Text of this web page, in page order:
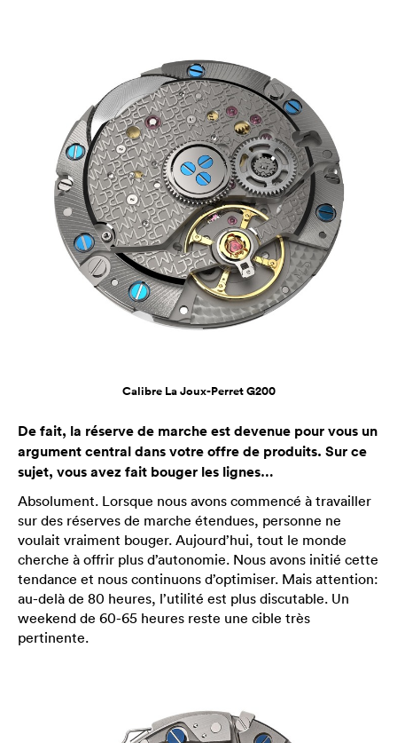
Calibre La Joux-Perret G200
De fait, la réserve de marche est devenue pour vous un
argument central dans votre offre de produits. Sur ce
sujet, vous avez fait bouger les lignes…
Absolument. Lorsque nous avons commencé à travailler
sur des réserves de marche étendues, personne ne
voulait vraiment bouger. Aujourd’hui, tout le monde
cherche à offrir plus d’autonomie. Nous avons initié cette
tendance et nous continuons d’optimiser. Mais attention:
au-delà de 80 heures, l’utilité est plus discutable. Un
weekend de 60-65 heures reste une cible très
pertinente.